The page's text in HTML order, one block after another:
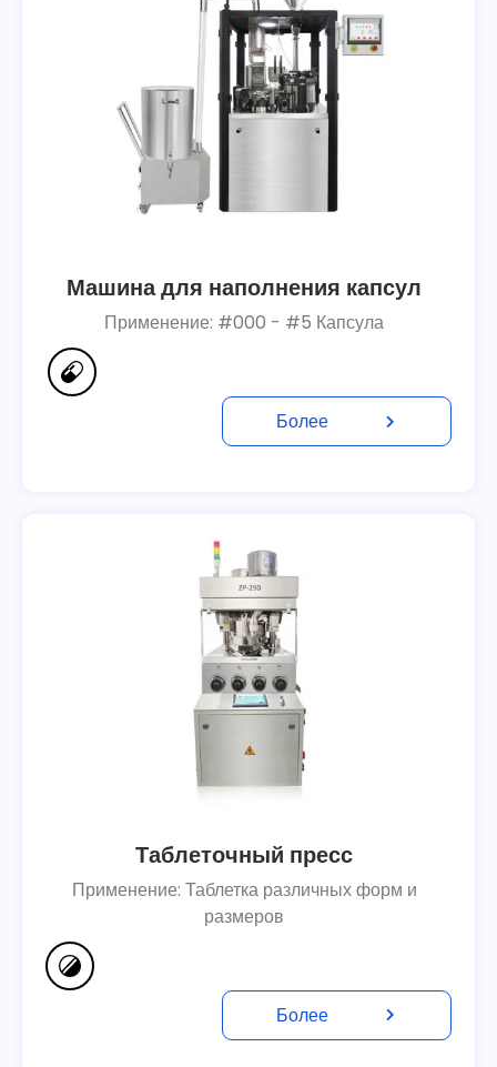
Машина для наполнения капсул
Применение: #000 - #5 Капсула
Более
Таблеточный пресс
Применение: Таблетка различных форм и
размеров
Более